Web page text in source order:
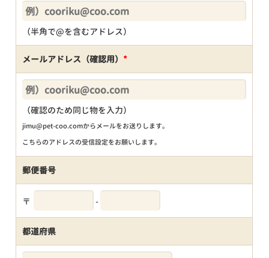
（半角で@を含むアドレス）
メールアドレス（確認用） *
（確認のため同じ物を入力）
jimu@pet-coo.comからメールをお送りします。
こちらのアドレスの受信設定をお願いします。
郵便番号
〒 -
都道府県